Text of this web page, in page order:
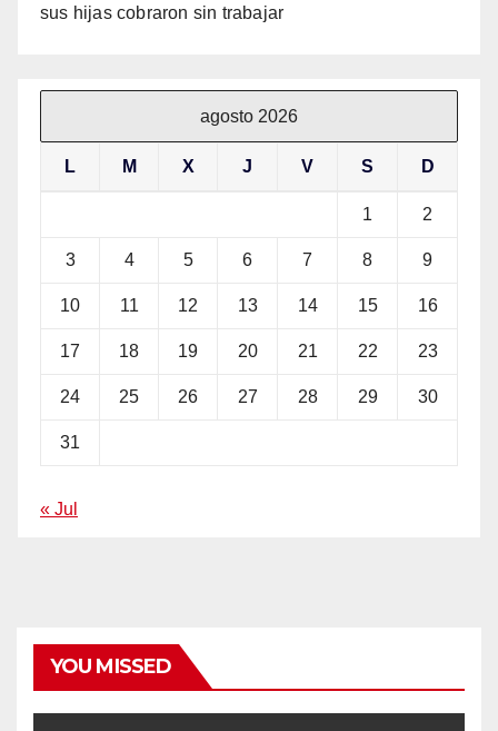
sus hijas cobraron sin trabajar
agosto 2026
L M X J V S D
1 2
3 4 5 6 7 8 9
10 11 12 13 14 15 16
17 18 19 20 21 22 23
24 25 26 27 28 29 30
31
« Jul
YOU MISSED